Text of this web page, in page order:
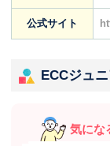
公式サイト
ECCジュ
気にな